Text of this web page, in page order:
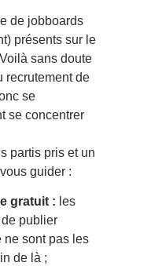
de jobboards
présents sur le
sans doute
recrutement de
se
se concentrer
partis pris et un
guider :
gratuit : les
publier
ne sont pas les
de là ;